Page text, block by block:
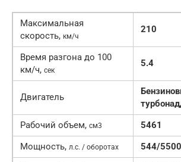
Максимальная
скорость, км/ч
210
Время разгона до 100
км/ч, сек
5.4
Двигатель
Рабочий объем, см3
5461
Мощность, л.с. / оборотах
544/5500